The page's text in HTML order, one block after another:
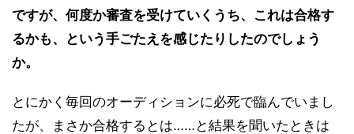
ですが、何度か審査を受けていくうち、これは合格す
るかも、という手ごたえを感じたりしたのでしょう
か。
とにかく毎回のオーディションに必死で臨んでいまし
たが、まさか合格するとは……と結果を聞いたときは